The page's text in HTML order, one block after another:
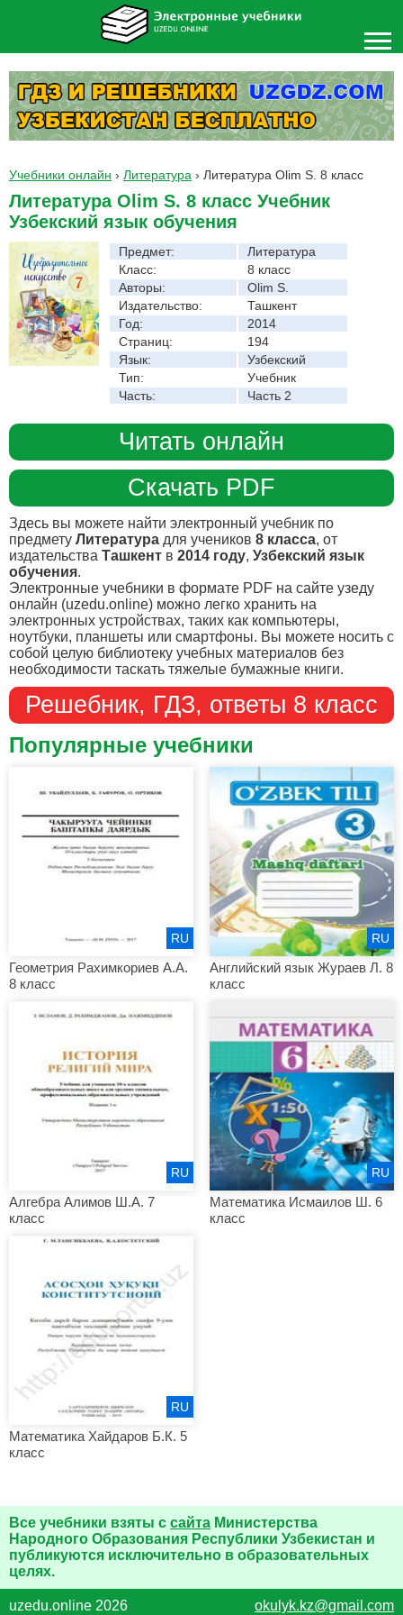
Учебники онлайн › Литература › Литература Olim S. 8 класс
Литература Olim S. 8 класс Учебник
Узбекский язык обучения
Предмет:
Литература
Класс:
8 класс
Авторы:
Olim S.
Издательство:
Ташкент
Год:
2014
Страниц:
194
Язык:
Узбекский
Тип:
Учебник
Часть:
Часть 2
Читать онлайн
Скачать PDF
Здесь вы можете найти электронный учебник по
предмету Литература для учеников 8 класса, от
издательства Ташкент в 2014 году, Узбекский язык
обучения.
Электронные учебники в формате PDF на сайте узеду
онлайн (uzedu.online) можно легко хранить на
электронных устройствах, таких как компьютеры,
ноутбуки, планшеты или смартфоны. Вы можете носить с
собой целую библиотеку учебных материалов без
необходимости таскать тяжелые бумажные книги.
Решебник, ГДЗ, ответы 8 класс
Популярные учебники
Геометрия Рахимкориев А.А.
8 класс
RU
Английский язык Жураев Л. 8
класс
RU
Алгебра Алимов Ш.А. 7
класс
RU
Математика Исмаилов Ш. 6
класс
RU
Математика Хайдаров Б.К. 5
класс
RU
Все учебники взяты с сайта Министерства
Народного Образования Республики Узбекистан и
публикуются исключительно в образовательных
целях.
uzedu.online 2026
okulyk.kz@gmail.com